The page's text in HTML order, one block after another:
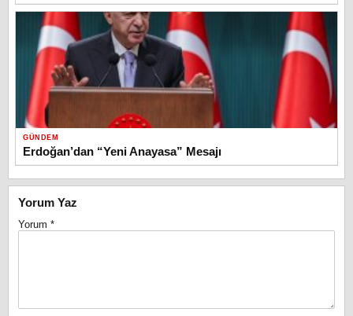
GÜNDEM
Erdoğan’dan “Yeni Anayasa” Mesajı
Yorum Yaz
Yorum *